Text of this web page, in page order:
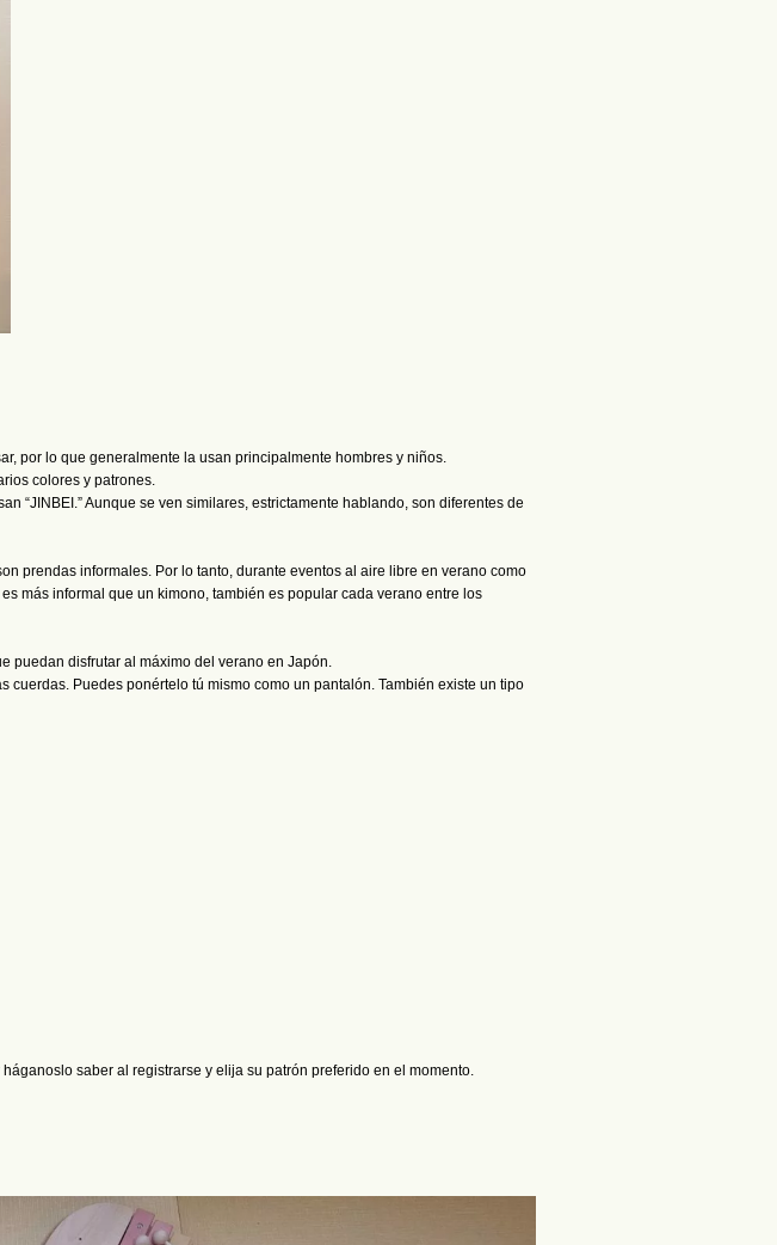
por lo que generalmente la usan principalmente hombres y niños.
colores y patrones.
“JINBEI.” Aunque se ven similares, estrictamente hablando, son diferentes de
prendas informales. Por lo tanto, durante eventos al aire libre en verano como
es más informal que un kimono, también es popular cada verano entre los
puedan disfrutar al máximo del verano en Japón.
cuerdas. Puedes ponértelo tú mismo como un pantalón. También existe un tipo
saber al registrarse y elija su patrón preferido en el momento.